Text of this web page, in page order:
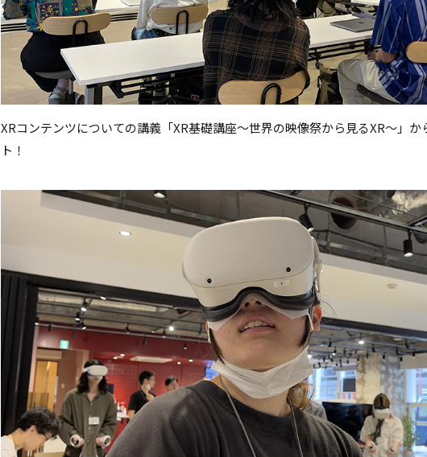
XRコンテンツについての講義「XR基礎講座～世界の映像祭から見るXR～」か
ト！